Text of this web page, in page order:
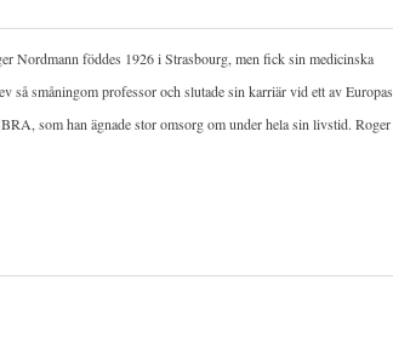
Nordmann föddes 1926 i Strasbourg, men fick sin medicinska
så småningom professor och slutade sin karriär vid ett av Europas
som han ägnade stor omsorg om under hela sin livstid. Roger